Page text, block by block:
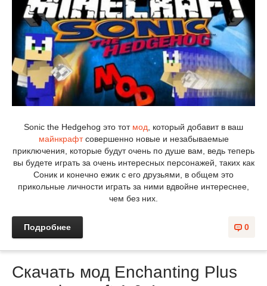
Sonic the Hedgehog это тот мод, который добавит в ваш
майнкрафтсовершенно новые и незабываемые
приключения, которые будут очень по душе вам, ведь теперь
вы будете играть за очень интересных персонажей, таких как
Соник и конечно ежик с его друзьями, в общем это
прикольные личности играть за ними вдвойне интереснее,
чем без них.
0
Подробнее
Скачать мод Enchanting Plus